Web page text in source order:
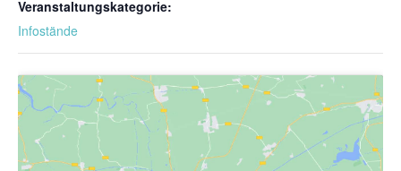
Veranstaltungskategorie:
Infostände